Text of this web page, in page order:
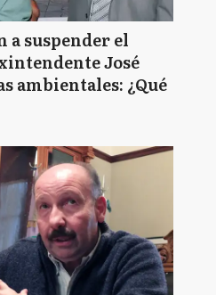
a suspender el
José
ambientales: ¿Qué